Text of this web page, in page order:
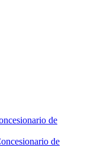
de
de